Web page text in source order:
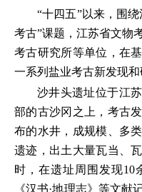
“十四五”以来，围
考古”课题，江苏省文物
考古研究所等单位，在
一系列盐业考古新发现和
沙井头遗址位于江
部的古沙冈之上，考古
布的水井，成规模、多
遗迹，出土大量瓦当、
时，在遗址周围发现10
《汉书·地理志》等文